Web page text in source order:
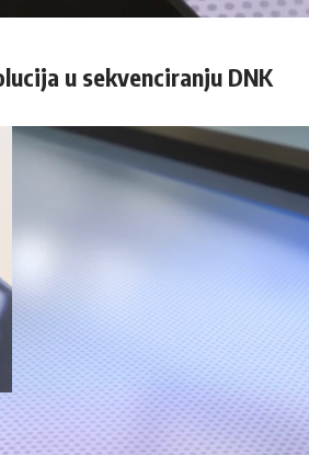
u sekvenciranju DNK